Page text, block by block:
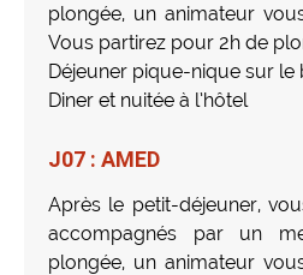
plongée, un animateur
Vous partirez pour 2h de
Déjeuner pique-nique sur le
Diner et nuitée à l’hôtel
J07 : AMED
Après le petit-déjeuner,
accompagnés par un
plongée, un animateur